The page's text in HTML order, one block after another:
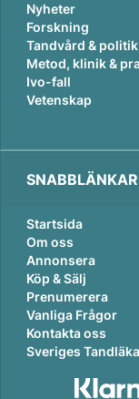
Nyheter
Forskning
Tandvård & politik
Metod, klinik &
Ivo-fall
Vetenskap
SNABBLÄNKAR
Startsida
Om oss
Annonsera
Köp & Sälj
Prenumerera
Vanliga Frågor
Kontakta oss
Sveriges